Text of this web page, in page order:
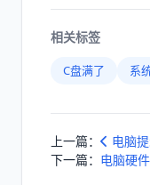
相关标签
C盘满了 系
上一篇：
电脑
下一篇： 电脑硬